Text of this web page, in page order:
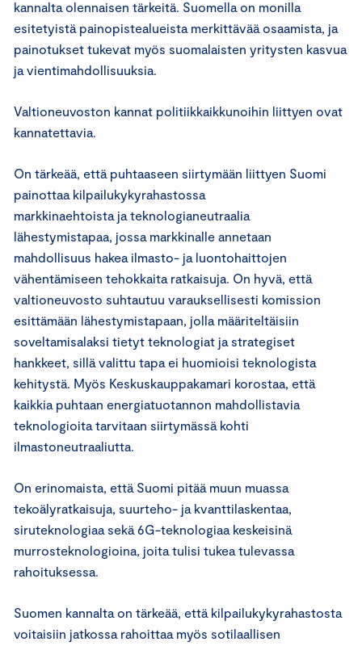
kannalta olennaisen tärkeitä. Suomella on monilla
esitetyistä painopistealueista merkittävää osaamista, ja
painotukset tukevat myös suomalaisten yritysten kasvua
ja vientimahdollisuuksia.
Valtioneuvoston kannat politiikkaikkunoihin liittyen ovat
kannatettavia.
On tärkeää, että puhtaaseen siirtymään liittyen Suomi
painottaa kilpailukykyrahastossa
markkinaehtoista ja teknologianeutraalia
lähestymistapaa, jossa markkinalle annetaan
mahdollisuus hakea ilmasto- ja luontohaittojen
vähentämiseen tehokkaita ratkaisuja. On hyvä, että
valtioneuvosto suhtautuu varauksellisesti komission
esittämään lähestymistapaan, jolla määriteltäisiin
soveltamisalaksi tietyt teknologiat ja strategiset
hankkeet, sillä valittu tapa ei huomioisi teknologista
kehitystä. Myös Keskuskauppakamari korostaa, että
kaikkia puhtaan energiatuotannon mahdollistavia
teknologioita tarvitaan siirtymässä kohti
ilmastoneutraaliutta.
On erinomaista, että Suomi pitää muun muassa
tekoälyratkaisuja, suurteho- ja kvanttilaskentaa,
siruteknologiaa sekä 6G-teknologiaa keskeisinä
murrosteknologioina, joita tulisi tukea tulevassa
rahoituksessa.
Suomen kannalta on tärkeää, että kilpailukykyrahastosta
voitaisiin jatkossa rahoittaa myös sotilaallisen